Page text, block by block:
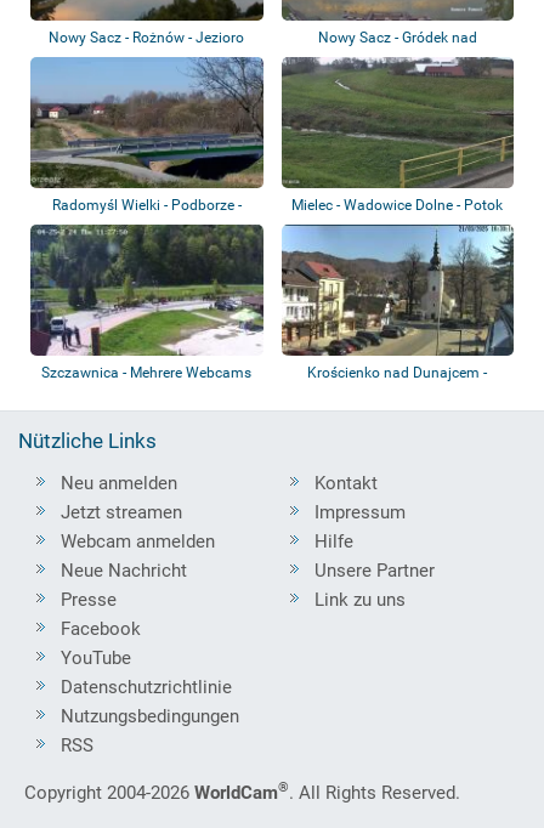
Nowy Sacz - Rożnów - Jezioro
Rożnowskie
Nowy Sacz - Gródek nad
Dunajcem - Lake R...
Radomyśl Wielki - Podborze -
Potok Zgors...
Mielec - Wadowice Dolne - Potok
Zgórski
Szczawnica - Mehrere Webcams
Krościenko nad Dunajcem -
Nützliche Links
Neu anmelden
Jetzt streamen
Webcam anmelden
Neue Nachricht
Presse
Kontakt
Impressum
Hilfe
Unsere Partner
Link zu uns
Facebook
YouTube
Datenschutzrichtlinie
Nutzungsbedingungen
RSS
Copyright 2004-2026 WorldCam®. All Rights Reserved.